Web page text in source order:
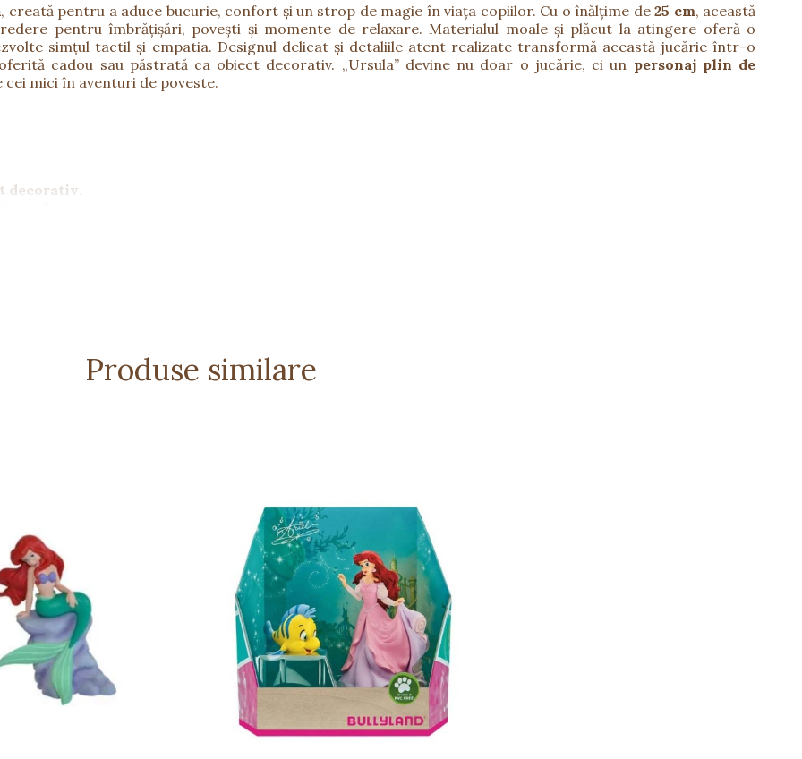
, creată pentru a aduce bucurie, confort și un strop de magie în viața copiilor. Cu o înălțime de25 cm, această
pentru îmbrățișări, povești și momente de relaxare. Materialul moale și plăcut la atingere oferă o
simțul tactil și empatia. Designul delicat și detaliile atent realizate transformă această jucărie într-o
cadou sau păstrată ca obiect decorativ. „Ursula” devine nu doar o jucărie, ci un personaj plin de
mici în aventuri de poveste.
decorativ
Produse similare